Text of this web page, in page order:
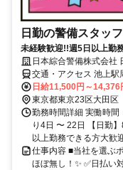
日勤の警備スタッフ
未経験歓迎!!週5日以上勤
日本綜合警備株式会社
交通・アクセス 池上駅
日給11,500円～14,376
東京都東京23区大田区
勤務時間詳細 実働時間
り4日 〜 22日 【日勤
以上勤務できる方大歓
仕事内容 ■当社を選ぶ
ほぼ無し！✨ ✅日払い